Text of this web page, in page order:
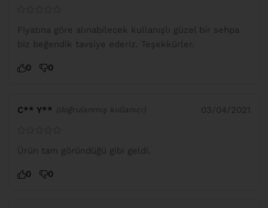
Fiyatına göre alınabilecek kullanışlı güzel bir sehpa
biz beğendik tavsiye ederiz. Teşekkürler.
0 0
C** Y** (doğrulanmış kullanıcı) 03/04/2021
Ürün tam göründüğü gibi geldi.
0 0